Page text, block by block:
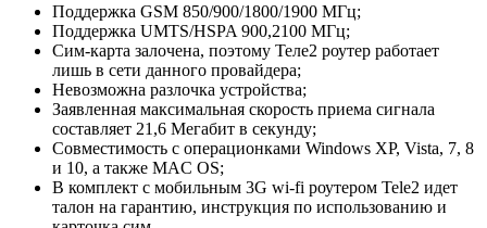
Поддержка GSM 850/900/1800/1900 МГц;
Поддержка UMTS/HSPA 900,2100 МГц;
Сим-карта залочена, поэтому Теле2 роутер работает
лишь в сети данного провайдера;
Невозможна разлочка устройства;
Заявленная максимальная скорость приема сигнала
составляет 21,6 Мегабит в секунду;
Совместимость с операционками Windows XP, Vista, 7, 8
и 10, а также MAC OS;
В комплект с мобильным 3G wi-fi роутером Tele2 идет
талон на гарантию, инструкция по использованию и